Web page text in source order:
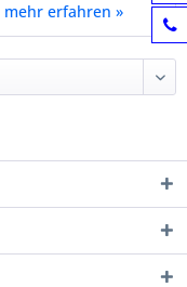
mehr erfahren »